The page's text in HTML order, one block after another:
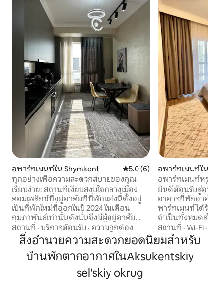
อพาร์ทเมนท์ใน Shymkent คะแนนเฉลี่ย 5.0 จาก 5, 6 รีวิว
5.0 (6)
ทุกอย่างเพื่อความสะดวกสบายของคุณ
เรียบง่าย: สถานที่เงียบสงบใจกลางเมือง
คอมเพล็กซ์ที่อยู่อาศัยที่ที่พักแห่งนี้ตั้งอยู่
เป็นที่พักใหม่ที่ออกในปี 2024 ในเดือน
กุมภาพันธ์เท่านั้นดังนั้นจึงมีผู้อยู่อาศัย
น้อยมากและอาคารก็เงียบสงบมากทำเล
สะดวกมีทุกอย่างที่คุณต้องการในบริเวณ
ใกล้เคียง (ร้านค้าร้านขายยาธนาคารร้าน
กาแฟร้านอาหาร) อาคารกำลังอยู่ระหว่าง
Complex แห่งนี้เป็นอาคารใหม่เพื่อนบ้าน
สถานที่ · บริการต้อนรับ · ความถูกต้อง
อพาร์ทเมนท์ใน
อพาร์ทเมนท์หรูใน
คอมเพล็กซ์
ยินดีต้อนรับสู่อพา
อาคารที่พักอาศัย
พาร์ทเมนท์ได้รับก
จำเป็นทั้งหมดสำห
และสะดวกสบาย:
อินเทอร์เน็ตไร้สาย
สถานที่นอน 2 นอ
เตียงสำหรับผู้เข้า
ทั้งหมดสำหรับทำ
สถานที่ ·Wi-Fi ·
สิ่งอำนวยความสะดวกยอดนิยมสำหรับ
บ้านพักตากอากาศในAksukentskiy
sel'skiy okrug